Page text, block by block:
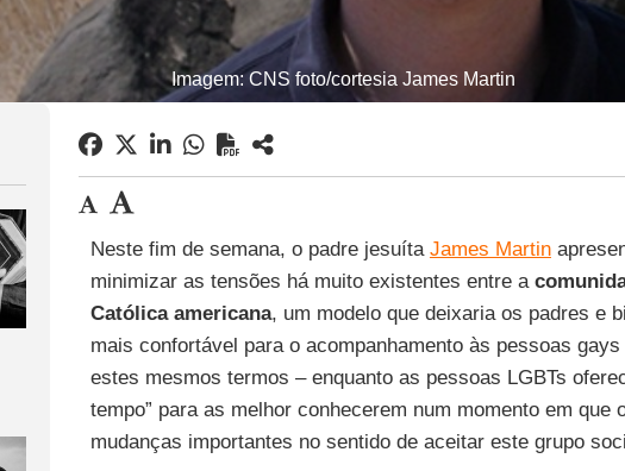
Imagem: CNS foto/cortesia James Martin
Neste fim de semana, o padre jesuíta James Martin
minimizar as tensões há muito existentes entre a
Católica americana, um modelo que deixaria os padres e
mais confortável para o acompanhamento às pessoas
estes mesmos termos – enquanto as pessoas LGBTs
tempo” para as melhor conhecerem num momento em que
mudanças importantes no sentido de aceitar este grupo